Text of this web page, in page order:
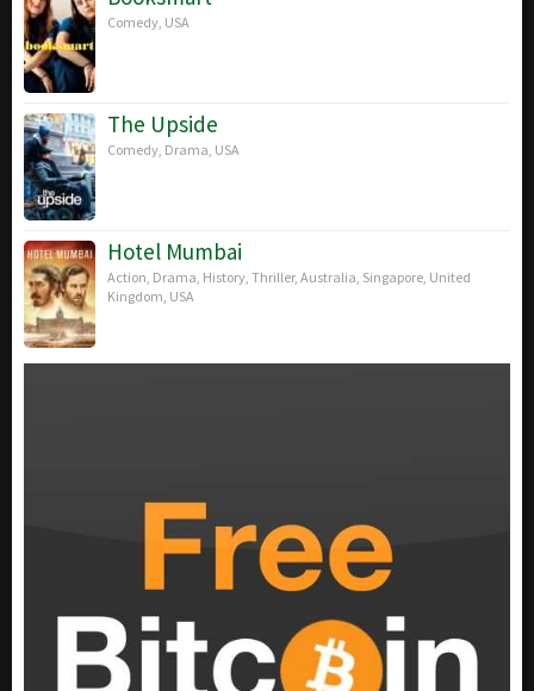
Comedy USA
The Upside
Comedy Drama USA
Hotel Mumbai
Action Drama History Thriller, Australia Singapore United
Kingdom USA